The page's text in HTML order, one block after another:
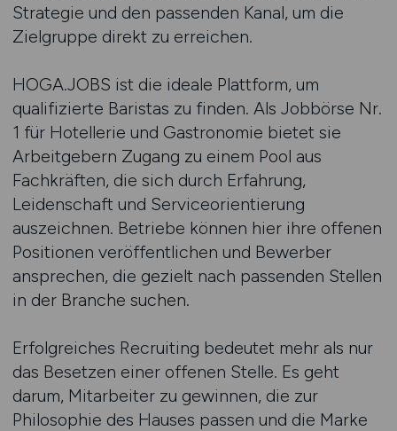
Strategie und den passenden Kanal, um die
Zielgruppe direkt zu erreichen.
HOGA.JOBS ist die ideale Plattform, um
qualifizierte Baristas zu finden. Als Jobbörse Nr.
1 für Hotellerie und Gastronomie bietet sie
Arbeitgebern Zugang zu einem Pool aus
Fachkräften, die sich durch Erfahrung,
Leidenschaft und Serviceorientierung
auszeichnen. Betriebe können hier ihre offenen
Positionen veröffentlichen und Bewerber
ansprechen, die gezielt nach passenden Stellen
in der Branche suchen.
Erfolgreiches Recruiting bedeutet mehr als nur
das Besetzen einer offenen Stelle. Es geht
darum, Mitarbeiter zu gewinnen, die zur
Philosophie des Hauses passen und die Marke